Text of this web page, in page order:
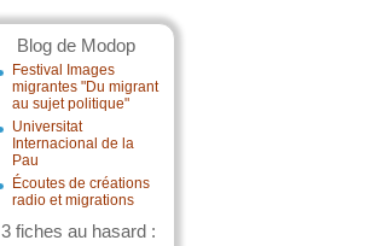
Blog de Modop
Festival Images
migrantes "Du migrant
au sujet politique"
Universitat
Internacional de la
Pau
Écoutes de créations
radio et migrations
3 fiches au hasard :